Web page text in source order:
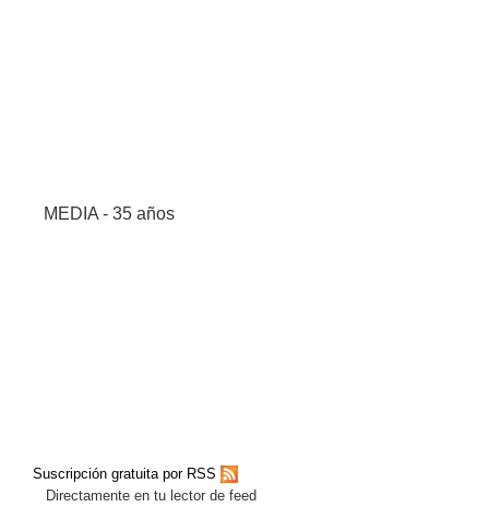
MEDIA - 35 años
Suscripción gratuita por RSS
Directamente en tu lector de feed